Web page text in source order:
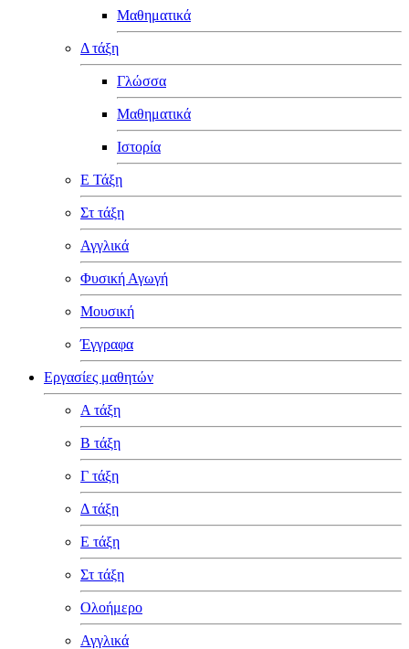
Μαθηματικά
Δ τάξη
Γλώσσα
Μαθηματικά
Ιστορία
Ε Τάξη
Στ τάξη
Αγγλικά
Φυσική Αγωγή
Μουσική
Έγγραφα
Εργασίες μαθητών
Α τάξη
Β τάξη
Γ τάξη
Δ τάξη
Ε τάξη
Στ τάξη
Ολοήμερο
Αγγλικά